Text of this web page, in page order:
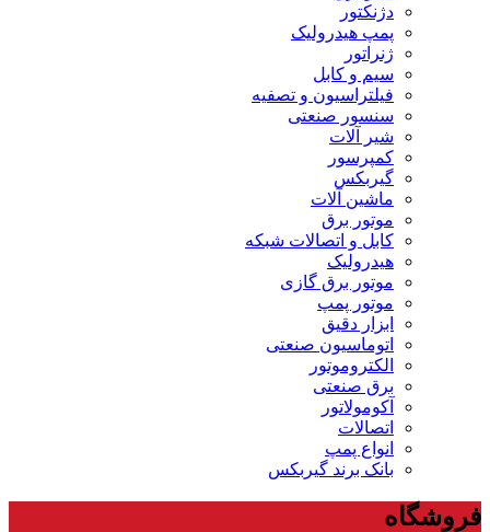
دژنکتور
پمپ هیدرولیک
ژنراتور
سیم و کابل
فیلتراسیون و تصفیه
سنسور صنعتی
شیر آلات
کمپرسور
گیربکس
ماشین آلات
موتور برق
کابل و اتصالات شبکه
هیدرولیک
موتور برق گازی
موتور پمپ
ابزار دقیق
اتوماسیون صنعتی
الکتروموتور
برق صنعتی
آکومولاتور
اتصالات
انواع پمپ
بانک برند گیربکس
فروشگاه